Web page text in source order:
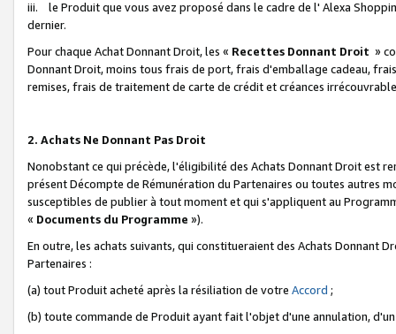
iii. le Produit que vous avez proposé dans le cadre de l' Alexa
dernier.
Pour chaque Achat Donnant Droit, les « Recettes Donnant Droit »
Donnant Droit, moins tous frais de port, frais d'emballage cadeau,
remises, frais de traitement de carte de crédit et créances
2. Achats Ne Donnant Pas Droit
Nonobstant ce qui précède, l'éligibilité des Achats Donnant Droit est
présent Décompte de Rémunération du Partenaires ou toutes autres
susceptibles de publier à tout moment et qui s'appliquent au
« Documents du Programme »).
En outre, les achats suivants, qui constitueraient des Achats Donnant
Partenaires :
(a) tout Produit acheté après la résiliation de votre Accord ;
(b) toute commande de Produit ayant fait l'objet d'une annulation,